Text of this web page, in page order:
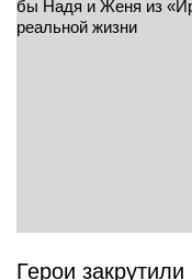
Герои